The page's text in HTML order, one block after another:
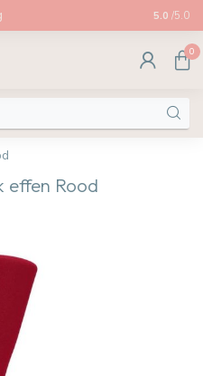
Afhalen
5.0 /5.0
0
effen Rood